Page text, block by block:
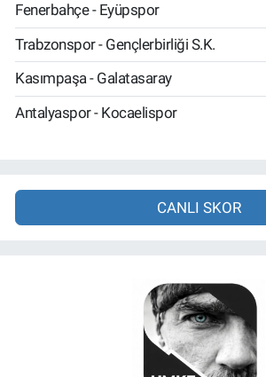
Fenerbahçe - Eyüpspor
Trabzonspor - Gençlerbirliği S.K.
Kasımpaşa - Galatasaray
Antalyaspor - Kocaelispor
CANLI SKOR